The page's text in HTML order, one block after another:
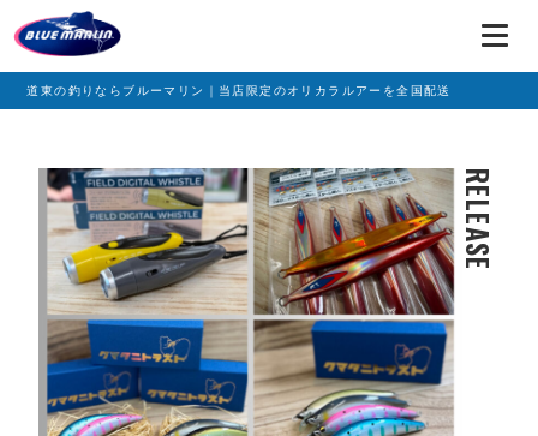
道東の釣りならブルーマリン｜当店限定のオリカラルアーを全国配送
RELEASE